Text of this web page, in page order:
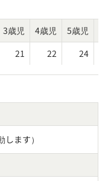
3歳児 4歳児 5歳児
21 22 24
ます）